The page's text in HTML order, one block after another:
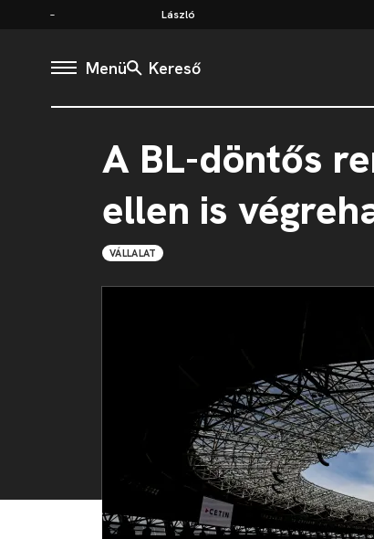
László
Menü Kereső
A BL-döntős
ellen is
VÁLLALAT